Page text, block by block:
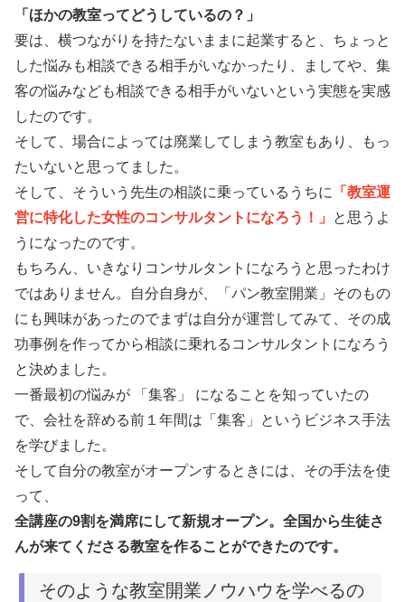
「ほかの教室ってどうしているの？」
要は、横つながりを持たないままに起業すると、ちょっと
した悩みも相談できる相手がいなかったり、ましてや、集
客の悩みなども相談できる相手がいないという実態を実感
したのです。
そして、場合によっては廃業してしまう教室もあり、もっ
たいないと思ってました。
そして、そういう先生の相談に乗っているうちに
「教室運
営に特化した女性のコンサルタントになろう！」
と思うよ
うになったのです。
もちろん、いきなりコンサルタントになろうと思ったわけ
ではありません。自分自身が、「パン教室開業」そのもの
にも興味があったのでまずは自分が運営してみて、その成
功事例を作ってから相談に乗れるコンサルタントになろう
と決めました。
一番最初の悩みが 「集客」 になることを知っていたの
で、会社を辞める前１年間は「集客」というビジネス手法
を学びました。
そして自分の教室がオープンするときには、その手法を使
って、
全講座の9割を満席にして新規オープン。全国から生徒さ
んが来てくださる教室を作ることができたのです。
そのような教室開業ノウハウを学べるの